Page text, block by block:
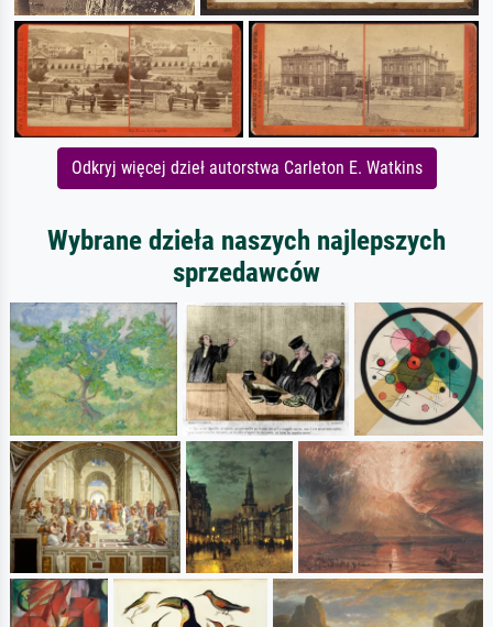
Odkryj więcej dzieł autorstwa Carleton E. Watkins
Wybrane dzieła naszych najlepszych
sprzedawców